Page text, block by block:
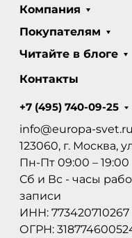
Компания
Покупателям
Читайте в блоге
Контакты
+7 (495) 740-09-25
info@europa-svet.ru
123060, г. Москва,
Пн-Пт 09:00 – 19:00
Сб и Вс - часы
записи
ИНН: 773420710267
ОГРН: